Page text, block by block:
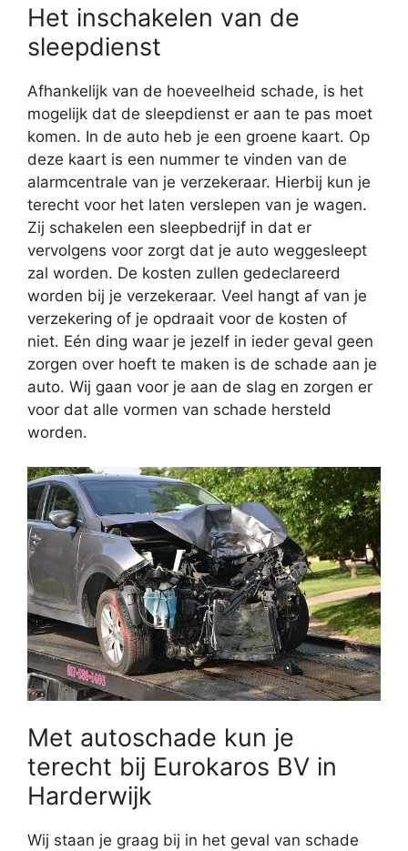
Het inschakelen van de
sleepdienst
Afhankelijk van de hoeveelheid schade, is het
mogelijk dat de sleepdienst er aan te pas moet
komen. In de auto heb je een groene kaart. Op
deze kaart is een nummer te vinden van de
alarmcentrale van je verzekeraar. Hierbij kun je
terecht voor het laten verslepen van je wagen.
Zij schakelen een sleepbedrijf in dat er
vervolgens voor zorgt dat je auto weggesleept
zal worden. De kosten zullen gedeclareerd
worden bij je verzekeraar. Veel hangt af van je
verzekering of je opdraait voor de kosten of
niet. Eén ding waar je jezelf in ieder geval geen
zorgen over hoeft te maken is de schade aan je
auto. Wij gaan voor je aan de slag en zorgen er
voor dat alle vormen van schade hersteld
worden.
Met autoschade kun je
terecht bij Eurokaros BV in
Harderwijk
Wij staan je graag bij in het geval van schade